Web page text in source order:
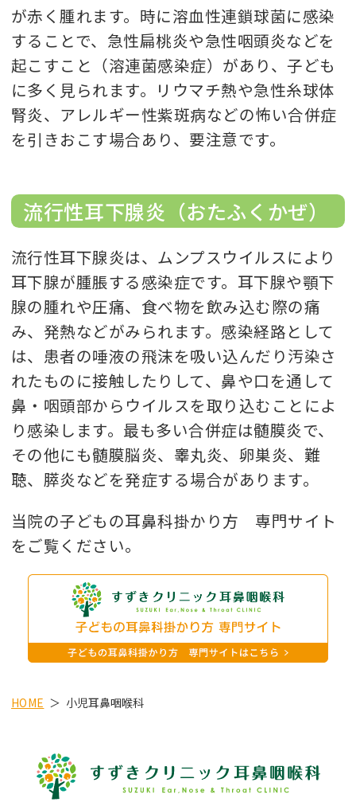
が赤く腫れます。時に溶血性連鎖球菌に感染
することで、急性扁桃炎や急性咽頭炎などを
起こすこと（溶連菌感染症）があり、子ども
に多く見られます。リウマチ熱や急性糸球体
腎炎、アレルギー性紫斑病などの怖い合併症
を引きおこす場合あり、要注意です。
流行性耳下腺炎（おたふくかぜ）
流行性耳下腺炎は、ムンプスウイルスにより
耳下腺が腫脹する感染症です。耳下腺や顎下
腺の腫れや圧痛、食べ物を飲み込む際の痛
み、発熱などがみられます。感染経路として
は、患者の唾液の飛沫を吸い込んだり汚染さ
れたものに接触したりして、鼻や口を通して
鼻・咽頭部からウイルスを取り込むことによ
り感染します。最も多い合併症は髄膜炎で、
その他にも髄膜脳炎、睾丸炎、卵巣炎、難
聴、膵炎などを発症する場合があります。
当院の子どもの耳鼻科掛かり方 専門サイト
をご覧ください。
HOME 小児耳鼻咽喉科